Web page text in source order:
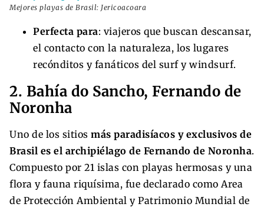
Mejores playas de Brasil: Jericoacoara
Perfecta para: viajeros que buscan descansar,
el contacto con la naturaleza, los lugares
recónditos y fanáticos del surf y windsurf.
2. Bahía do Sancho, Fernando de
Noronha
Uno de los sitios más paradisíacos y exclusivos de
Brasil es el archipiélago de Fernando de Noronha.
Compuesto por 21 islas con playas hermosas y una
flora y fauna riquísima, fue declarado como Area
de Protección Ambiental y Patrimonio Mundial de